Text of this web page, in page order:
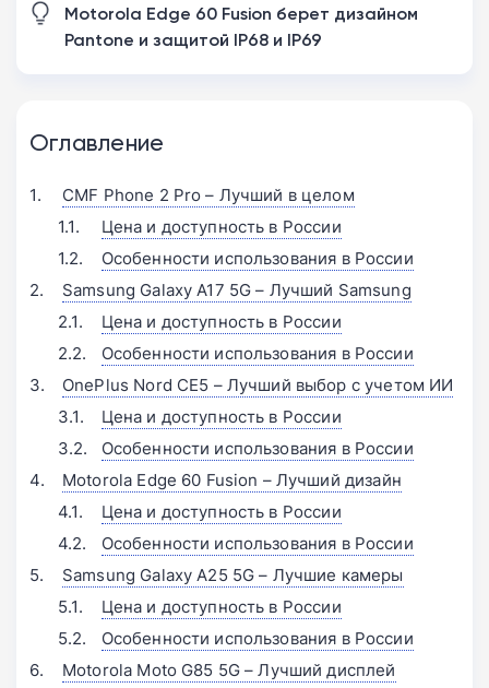
Motorola Edge 60 Fusion берет дизайном
Pantone и защитой IP68 и IP69
Оглавление
CMF Phone 2 Pro – Лучший в целом
Цена и доступность в России
Особенности использования в России
Samsung Galaxy A17 5G – Лучший Samsung
Цена и доступность в России
Особенности использования в России
OnePlus Nord CE5 – Лучший выбор с учетом ИИ
Цена и доступность в России
Особенности использования в России
Motorola Edge 60 Fusion – Лучший дизайн
Цена и доступность в России
Особенности использования в России
Samsung Galaxy A25 5G – Лучшие камеры
Цена и доступность в России
Особенности использования в России
Motorola Moto G85 5G – Лучший дисплей